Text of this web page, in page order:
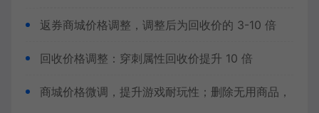
返券商城价格调整，调整后为回收价的 3-10 倍
回收价格调整：穿刺属性回收价提升 10 倍
商城价格微调，提升游戏耐玩性；删除无用商品，